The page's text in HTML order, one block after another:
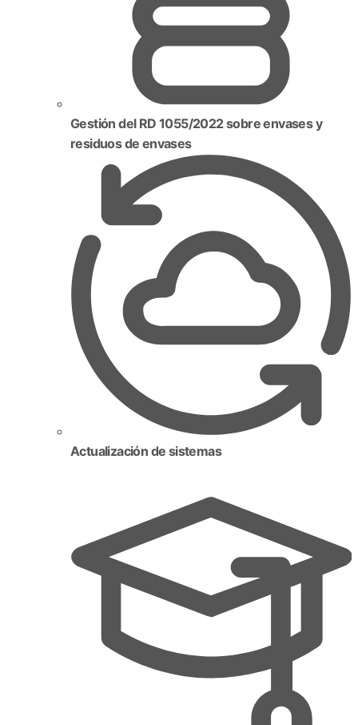
Gestión del RD 1055/2022 sobre envases y
residuos de envases
Actualización de sistemas